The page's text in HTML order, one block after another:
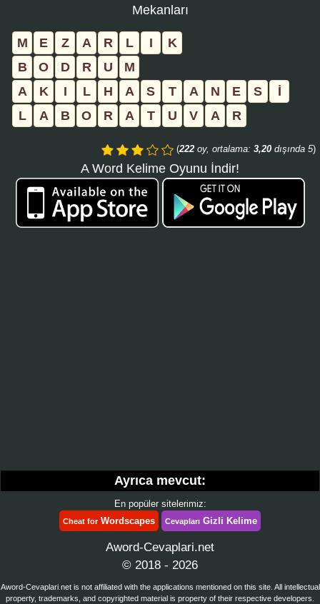
ve
aramayı
Mekanları
M E Z A R L I
K
B
O D R U
M
A
K I L H A S T A N E S
İ
L
A B O R A T U V A R
(222 oy, ortalama: 3,20 dışında 5)
A Word Kelime Oyunu İndir!
Ayrıca mevcut:
En popüler sitelerimiz:
Cheat forWordscapes Cevapları Gizli Kelime
Aword-Cevaplari.net
© 2018 - 2026
Aword-Cevaplari.net is not affiliated with the applications mentioned on this site. All intellectual
property, trademarks, and copyrighted material is property of their respective developers.